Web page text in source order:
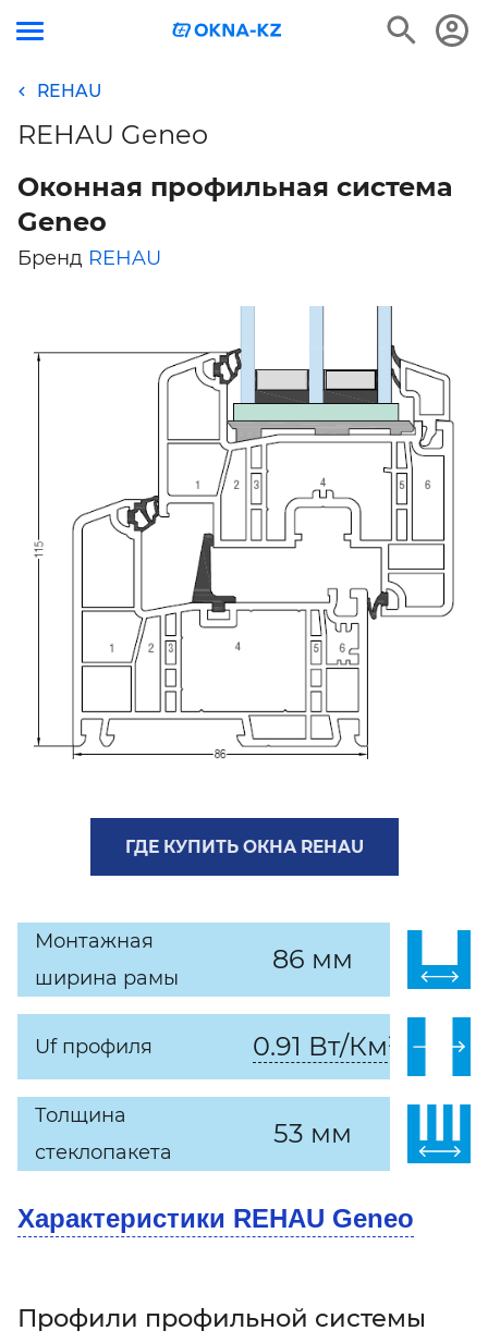
REHAU
REHAU Geneo
Оконная профильная система
Geneo
Бренд REHAU
ГДЕ КУПИТЬ ОКНА REHAU
Монтажная
ширина рамы
86 мм
Uf профиля 0.91 Вт/Км²
Толщина
стеклопакета
53 мм
Характеристики REHAU Geneo
Профили профильной системы